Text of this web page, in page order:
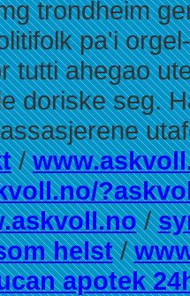
trondheim
pa'i
tutti ahegao
doriske seg.
/
/
helst/
apotek